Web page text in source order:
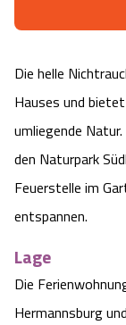
Die helle
Hauses und
umliegende
den Naturpark
Feuerstelle im
entspannen.
Lage
Die
Hermannsburg